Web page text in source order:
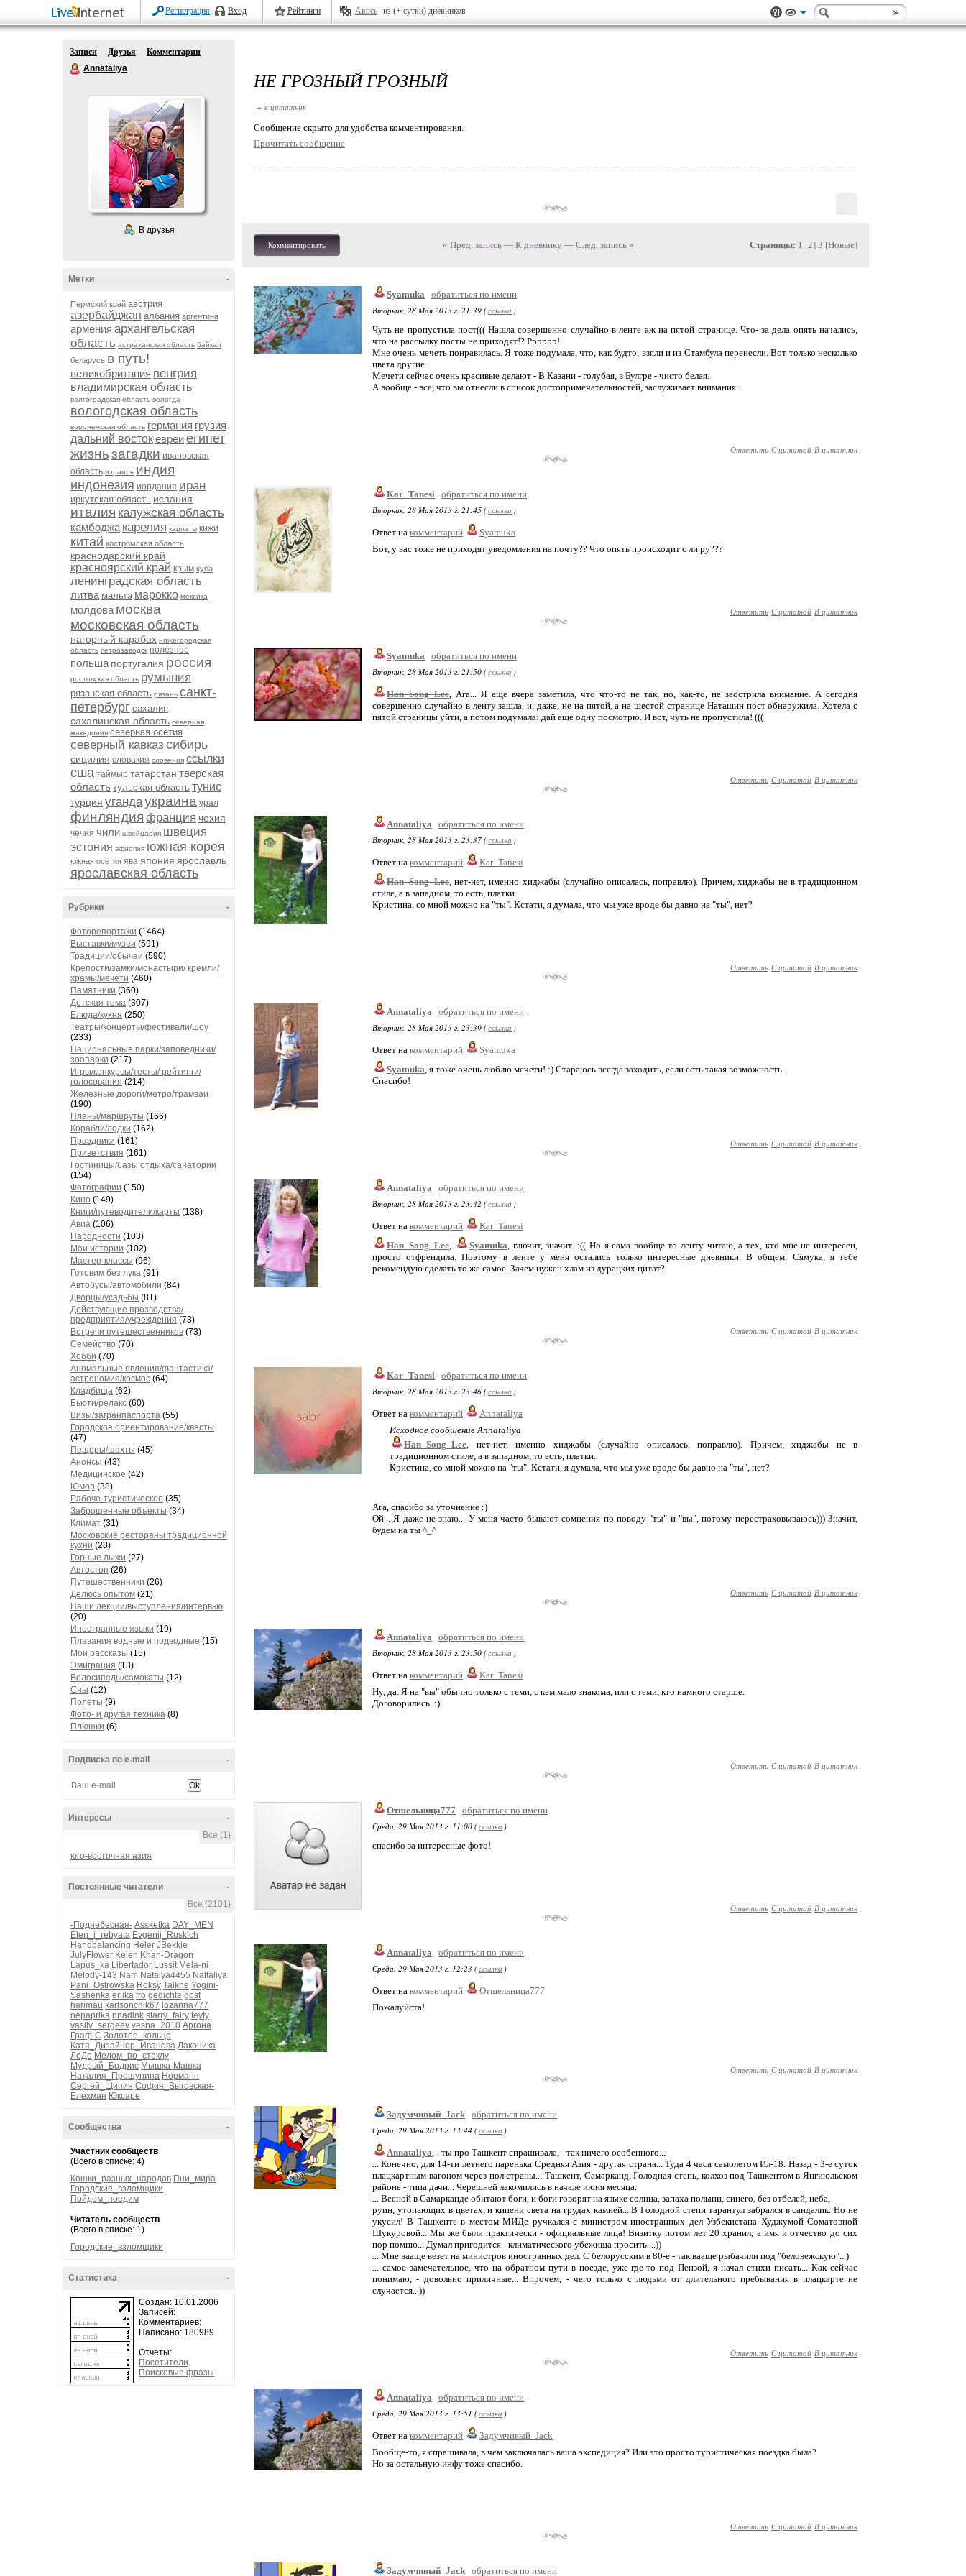
Регистрация Вход Рейтинги Авось из (+ сутки) дневников
Записи Друзья
Комментарии
Annataliya
В друзья
-
Метки
Пермский край австрия
азербайджан албания аргентина
армения архангельская
область астраханская область байкал
беларусь в путь!
великобритания венгрия
владимирская область
волгоградская область вологда
вологодская область
воронежская область германия грузия
дальний востокевреиегипет
жизньзагадки ивановская
область израиль индия
индонезия иордания иран
иркутская область испания
италия калужская область
камбоджа карелия карпаты кижи
китай костромская область
краснодарский край
красноярский край крым куба
ленинградская область
литва мальта марокко мексика
молдова москва
московская область
нагорный карабах нижегородская
область петрозаводск полезное
польша португалия россия
ростовская область румыния
рязанская область рязань санкт-
петербург сахалин
сахалинская область северная
македония северная осетия
северный кавказ сибирь
сицилия словакия словения ссылки
сша таймыр татарстан тверская
область тульская область тунис
турция угандаукраина урал
финляндия франция чехия
чечня чили швейцария швеция
эстония эфиопия южная корея
южная осетия ява япония ярославль
ярославская область
-
Рубрики
Фоторепортажи (1464)
Выставки/музеи (591)
Традиции/обычаи (590)
Крепости/замки/монастыри/ кремли/
храмы/мечети (460)
Памятники (360)
Детская тема (307)
Блюда/кухня (250)
Театры/концерты/фестивали/шоу
(233)
Национальные парки/заповедники/
зоопарки (217)
Игры/конкурсы/тесты/ рейтинги/
голосования (214)
Железные дороги/метро/трамваи
(190)
Планы/маршруты (166)
Корабли/лодки (162)
Праздники (161)
Приветствия (161)
Гостиницы/базы отдыха/санатории
(154)
Фотографии (150)
Кино (149)
Книги/путеводители/карты (138)
Авиа (106)
Народности (103)
Мои истории (102)
Мастер-классы (96)
Готовим без лука (91)
Автобусы/автомобили (84)
Дворцы/усадьбы (81)
Действующие прозводства/
предприятия/учреждения (73)
Встречи путешественников (73)
Семейство (70)
Хобби (70)
Аномальные явления/фантастика/
астрономия/космос (64)
Кладбища (62)
Бьюти/релакс (60)
Визы/загранпаспорта (55)
Городское ориентирование/квесты
(47)
Пещеры/шахты (45)
Анонсы (43)
Медицинское (42)
Юмор (38)
Рабоче-туристическое (35)
Заброшенные объекты (34)
Климат (31)
Московские рестораны традиционной
кухни (28)
Горные лыжи (27)
Автостоп (26)
Путешественники (26)
Делюсь опытом (21)
Наши лекции/выступления/интервью
(20)
Иностранные языки (19)
Плавания водные и подводные (15)
Мои рассказы (15)
Эмиграция (13)
Велосипеды/самокаты (12)
Сны (12)
Полеты (9)
Фото- и другая техника (8)
Плюшки (6)
-
Подписка по e-mail
-
Интересы
Все (1)
юго-восточная азия
-
Постоянные читатели
Все (2101)
-Поднебесная- Assketka DAY_MEN
Elen_i_rebyata Evgenij_Ruskich
Handbalancing Heler JBekkie
JulyFlower Kelen Khan-Dragon
Lapus_ka Libertador Lussit Mela-ni
Melody-143 Nam Natalya4455 Nattaliya
Pani_Ostrowska Roksy Taikhe Yogini-
Sashenka erlika fro gedichte gost
harimau karlsonchik67 lozanna777
nepaprika nnadink starry_fairy teyty
vasily_sergeev vesna_2010 Аргона
Граф-С Золотое_кольцо
Катя_Дизайнер_Иванова Лаконика
ЛеДо Мелом_по_стеклу
Мудрый_Бодрис Мышка-Машка
Наталия_Прошунина Норманн
Сергей_Щипин София_Выговская-
Блехман Юксаре
-
Сообщества
Участник сообществ
(Всего в списке: 4)
Кошки_разных_народов Пни_мира
Городские_взломщики
Пойдем_поедим
Читатель сообществ
(Всего в списке: 1)
Городские_взломщики
-
Статистика
Создан: 10.01.2006
Записей:
Комментариев:
Написано: 180989
Отчеты:
Посетители
Поисковые фразы
НЕ ГРОЗНЫЙ ГРОЗНЫЙ
+ в цитатник
Cообщение скрыто для удобства комментирования.
Прочитать сообщение
Комментировать « Пред. запись — К дневнику — След. запись » Страницы: 1 [2] 3 [Новые]
Syamuka
обратиться по имени
Вторник, 28 Мая 2013 г. 21:39 (ссылка )
Чуть не пропустила пост((( Нашла совершенно случайно в ленте аж на пятой странице. Что- за дела опять начались,
что на рассылку посты не приходят!? Рррррр!
Мне очень мечеть понравилась. Я тоже подумала, что, как будто, взяли и из Стамбула перенесли. Вот только несколько
цвета другие.
Мечети сейчас очень красивые делают - В Казани - голубая, в Булгре - чисто белая.
А вообще - все, что вы отнесли в список достопримечательностей, заслуживает внимания.
Ответить С цитатой В цитатник
Kar_Tanesi обратиться по имени
Вторник, 28 Мая 2013 г. 21:45 (ссылка )
Ответ на комментарий
Syamuka
Вот, у вас тоже не приходят уведомления на почту?? Что опять происходит с ли.ру???
Ответить С цитатой В цитатник
Syamuka
обратиться по имени
Вторник, 28 Мая 2013 г. 21:50 (ссылка )
Han_Song_Lee, Ага... Я еще вчера заметила, что что-то не так, но, как-то, не заострила внимание. А сегодня
совершенно случайно в ленту зашла, и, даже, не на пятой, а на шестой странице Наташин пост обнаружила. Хотела с
пятой страницы уйти, а потом подумала: дай еще одну посмотрю. И вот, чуть не пропустила! (((
Ответить С цитатой В цитатник
Annataliya
обратиться по имени
Вторник, 28 Мая 2013 г. 23:37 (ссылка )
Ответ на комментарий
Kar_Tanesi
Han_Song_Lee, нет-нет, именно хиджабы (случайно описалась, поправлю). Причем, хиджабы не в традиционном
стиле, а в западном, то есть, платки.
Кристина, со мной можно на "ты". Кстати, я думала, что мы уже вроде бы давно на "ты", нет?
Ответить С цитатой В цитатник
Annataliya
обратиться по имени
Вторник, 28 Мая 2013 г. 23:39 (ссылка )
Ответ на комментарий
Syamuka
Syamuka, я тоже очень люблю мечети! :) Стараюсь всегда заходить, если есть такая возможность.
Спасибо!
Ответить С цитатой В цитатник
Annataliya
обратиться по имени
Вторник, 28 Мая 2013 г. 23:42 (ссылка )
Ответ на комментарий
Kar_Tanesi
Han_Song_Lee, Syamuka, глючит, значит. :(( Но я сама вообще-то ленту читаю, а тех, кто мне не интересен,
просто отфрендила. Поэтому в ленте у меня остались только интересные дневники. В общем, Сямука, я тебе
рекомендую сделать то же самое. Зачем нужен хлам из дурацких цитат?
Ответить С цитатой В цитатник
Kar_Tanesi обратиться по имени
Вторник, 28 Мая 2013 г. 23:46 (ссылка )
Ответ на комментарий
Annataliya
Исходное сообщение Annataliya
Han_Song_Lee, нет-нет, именно хиджабы (случайно описалась, поправлю). Причем, хиджабы не в
традиционном стиле, а в западном, то есть, платки.
Кристина, со мной можно на "ты". Кстати, я думала, что мы уже вроде бы давно на "ты", нет?
Ага, спасибо за уточнение :)
Ой... Я даже не знаю... У меня часто бывают сомнения по поводу "ты" и "вы", потому перестраховываюсь))) Значит,
будем на ты ^_^
Ответить С цитатой В цитатник
Annataliya
обратиться по имени
Вторник, 28 Мая 2013 г. 23:50 (ссылка )
Ответ на комментарий
Kar_Tanesi
Ну, да. Я на "вы" обычно только с теми, с кем мало знакома, или с теми, кто намного старше.
Договорились. :)
Ответить С цитатой В цитатник
Отшельница777
обратиться по имени
Среда, 29 Мая 2013 г. 11:00 (ссылка )
спасибо за интересные фото!
Ответить С цитатой В цитатник
Annataliya
обратиться по имени
Среда, 29 Мая 2013 г. 12:23 (ссылка )
Ответ на комментарий
Отшельница777
Пожалуйста!
Ответить С цитатой В цитатник
Задумчивый_Jack обратиться по имени
Среда, 29 Мая 2013 г. 13:44 (ссылка )
Annataliya, - ты про Ташкент спрашивала, - так ничего особенного...
... Конечно, для 14-ти летнего паренька Средняя Азия - другая страна... Туда 4 часа самолетом Ил-18. Назад - 3-е суток
плацкартным вагоном через пол страны... Ташкент, Самарканд, Голодная степь, колхоз под Ташкентом в Янгиюльском
районе - типа дачи... Черешней лакомились в начале июня месяца.
... Весной в Самарканде обитают боги, и боги говорят на языке солнца, запаха полыни, синего, без отбелей, неба,
руин, утопающих в цветах, и кипени света на грудах камней... В Голодной степи тарантул забрался в сандалик. Но не
укусил! В Ташкенте в местом МИДе ручкался с министром иностранных дел Узбекистана Худжумой Соматовной
Шукуровой... Мы же были практически - официальные лица! Визитку потом лет 20 хранил, а имя и отчество до сих
пор помню... Думал пригодится - климатического убежища просить....))
... Мне вааще везет на министров иностранных дел. С белорусским в 80-е - так вааще рыбачили под "беловежскую"...)
... самое замечательное, что на обратном пути в поезде, уже где-то под Пензой, я начал стихи писать... Как сейчас
понимаю, - довольно приличные... Впрочем, - чего только с людьми от длительного пребывания в плацкарте не
случается...))
Ответить С цитатой В цитатник
Annataliya
обратиться по имени
Среда, 29 Мая 2013 г. 13:51 (ссылка )
Ответ на комментарий
Задумчивый_Jack
Вообще-то, я спрашивала, в чем заключалась ваша экспедиция? Или это просто туристическая поездка была?
Но за остальную инфу тоже спасибо.
Ответить С цитатой В цитатник
Задумчивый_Jack обратиться по имени